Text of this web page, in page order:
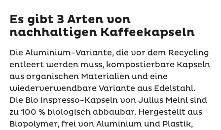
Es gibt 3 Arten von
nachhaltigen Kaffeekapseln
Die Aluminium-Variante, die vor dem Recycling
entleert werden muss, kompostierbare Kapseln
aus organischen Materialien und eine
wiederverwendbare Variante aus Edelstahl.
Die Bio Inspresso-Kapseln von Julius Meinl sind
zu 100 % biologisch abbaubar. Hergestellt aus
Biopolymer, frei von Aluminium und Plastik,